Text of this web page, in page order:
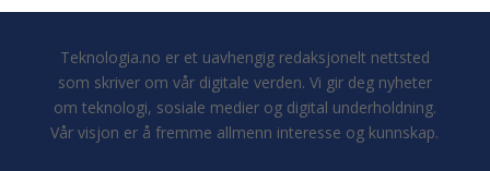
Teknologia.no er et uavhengig redaksjonelt nettsted
som skriver om vår digitale verden. Vi gir deg nyheter
om teknologi, sosiale medier og digital underholdning.
Vår visjon er å fremme allmenn interesse og kunnskap.